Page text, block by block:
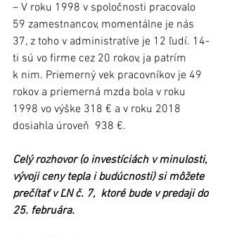
– V roku 1998 v spoločnosti pracovalo
59 zamestnancov, momentálne je nás
37, z toho v administratíve je 12 ľudí. 14-
ti sú vo firme cez 20 rokov, ja patrím
k nim. Priemerný vek pracovníkov je 49
rokov a priemerná mzda bola v roku
1998 vo výške 318 € a v roku 2018
dosiahla úroveň  938 €.
Celý rozhovor (o investíciách v minulosti,
vývoji ceny tepla i budúcnosti) si môžete
prečítať v ĽN č. 7,  ktoré bude v predaji do
25. februára.